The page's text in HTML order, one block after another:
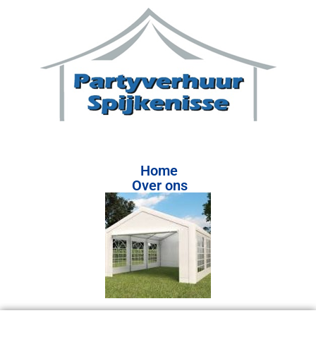
Home
Over ons
Prijslijst
Contact